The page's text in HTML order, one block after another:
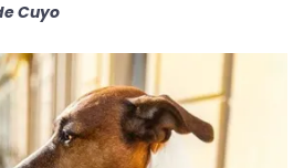
Cuyo